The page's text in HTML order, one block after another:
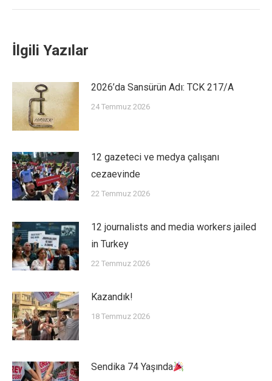
İlgili Yazılar
2026’da Sansürün Adı: TCK 217/A
24 Temmuz 2026
12 gazeteci ve medya çalışanı
cezaevinde
22 Temmuz 2026
12 journalists and media workers jailed
in Turkey
22 Temmuz 2026
Kazandık!
18 Temmuz 2026
Sendika 74 Yaşında